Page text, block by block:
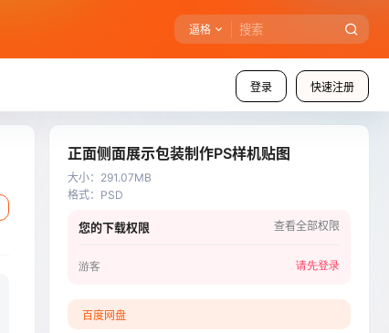
逼格
登录 快速注册
正面侧面展示包装制作PS样机贴图
大小： 291.07MB
格式： PSD
您的下载权限 查看全部权限
游客 请先登录
百度网盘